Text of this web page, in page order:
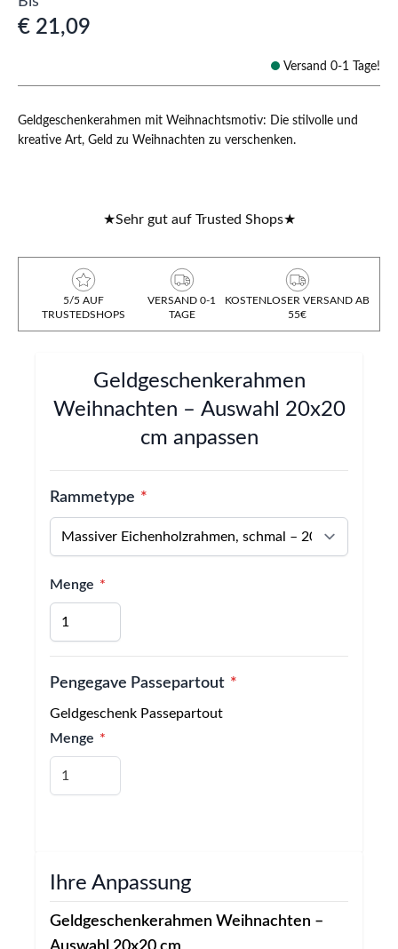
Geldgeschenkerahmen mit Weihnachtsmotiv: Die stilvolle und
kreative Art, Geld zu Weihnachten zu verschenken.
€ 21,09
Versand 0-1 Tage!
★Sehr gut auf Trusted Shops★
5/5 AUF
TRUSTEDSHOPS
VERSAND 0-1
TAGE
KOSTENLOSER VERSAND AB
55€
Geldgeschenkerahmen
Weihnachten – Auswahl 20x20
cm anpassen
Rammetype
Menge
Pengegave Passepartout
Geldgeschenk Passepartout
Menge
Ihre Anpassung
Geldgeschenkerahmen Weihnachten –